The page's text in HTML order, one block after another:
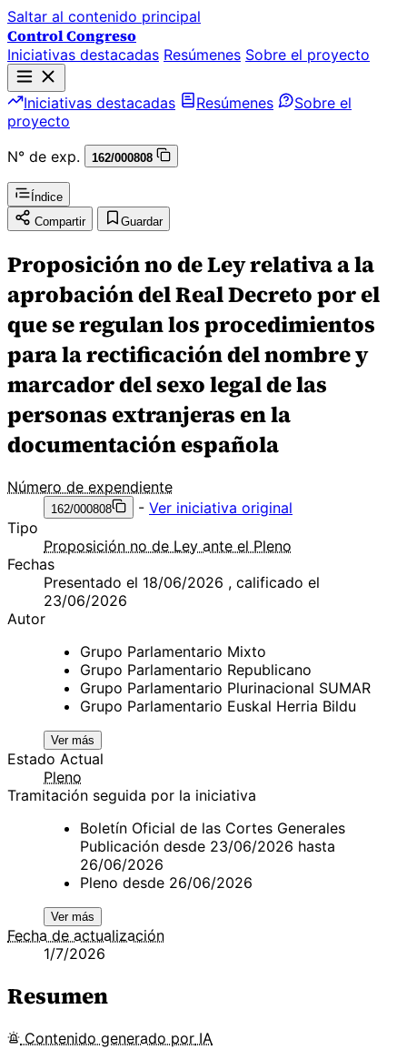
Saltar al contenido principal
Control Congreso
Iniciativas destacadas Resúmenes Sobre el proyecto
Iniciativas destacadas Resúmenes
Sobre el
proyecto
N° de exp.
162/000808
Índice
Compartir
Guardar
Proposición no de Ley relativa a la
aprobación del Real Decreto por el
que se regulan los procedimientos
para la rectificación del nombre y
marcador del sexo legal de las
personas extranjeras en la
documentación española
Número de expendiente
162/000808 - Ver iniciativa original
Tipo
Proposición no de Ley ante el Pleno
Fechas
Presentado el 18/06/2026 , calificado el
23/06/2026
Autor
Grupo Parlamentario Mixto
Grupo Parlamentario Republicano
Grupo Parlamentario Plurinacional SUMAR
Grupo Parlamentario Euskal Herria Bildu
Ver más
Estado Actual
Pleno
Tramitación seguida por la iniciativa
Boletín Oficial de las Cortes Generales
Publicación desde 23/06/2026 hasta
26/06/2026
Pleno desde 26/06/2026
Ver más
Fecha de actualización
1/7/2026
Resumen
Contenido generado por IA